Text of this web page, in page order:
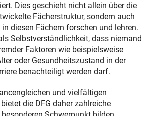
Dies geschieht nicht allein über die
Fächerstruktur, sondern auch
diesen Fächern forschen und lehren.
Selbstverständlichkeit, dass niemand
Faktoren wie beispielsweise
oder Gesundheitszustand in der
benachteiligt werden darf.
und vielfältigen
die DFG daher zahlreiche